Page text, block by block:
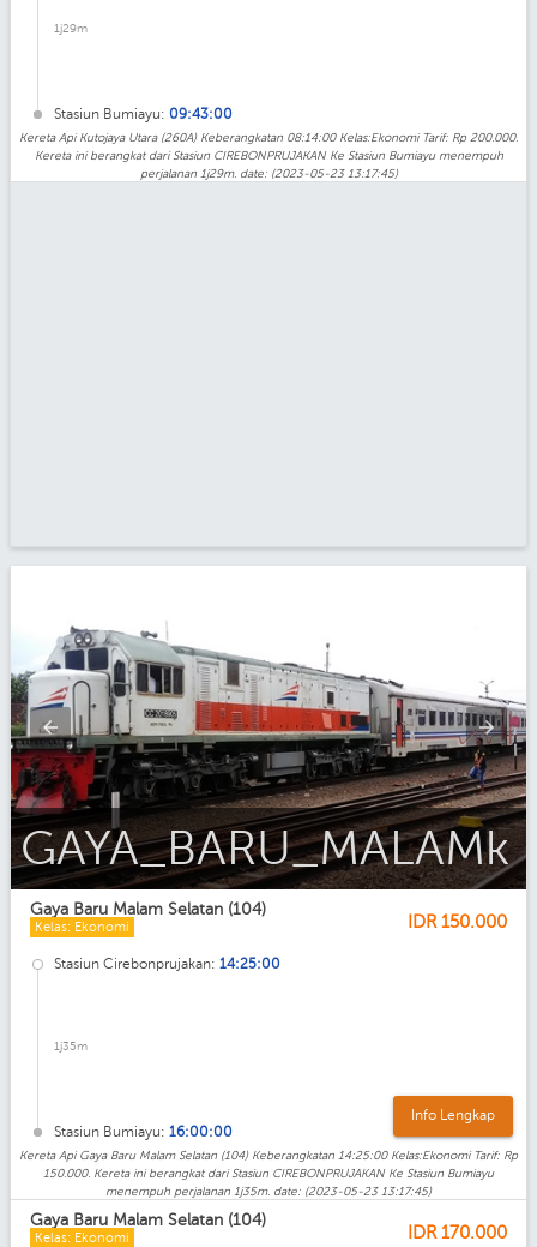
1j29m
Stasiun Bumiayu: 09:43:00
Kereta Api Kutojaya Utara (260A) Keberangkatan 08:14:00 Kelas:Ekonomi Tarif: Rp 200.000.
Kereta ini berangkat dari Stasiun CIREBONPRUJAKAN Ke Stasiun Bumiayu menempuh
perjalanan 1j29m. date: (2023-05-23 13:17:45)
Gaya_Baru_Malam_Ekonomi_AC
Gaya Baru Malam Selatan (104)
Kelas: Ekonomi IDR 150.000
Stasiun Cirebonprujakan: 14:25:00
1j35m
Stasiun Bumiayu: 16:00:00
Info Lengkap
Kereta Api Gaya Baru Malam Selatan (104) Keberangkatan 14:25:00 Kelas:Ekonomi Tarif: Rp
150.000. Kereta ini berangkat dari Stasiun CIREBONPRUJAKAN Ke Stasiun Bumiayu
menempuh perjalanan 1j35m. date: (2023-05-23 13:17:45)
Gaya Baru Malam Selatan (104)
Kelas: Ekonomi IDR 170.000